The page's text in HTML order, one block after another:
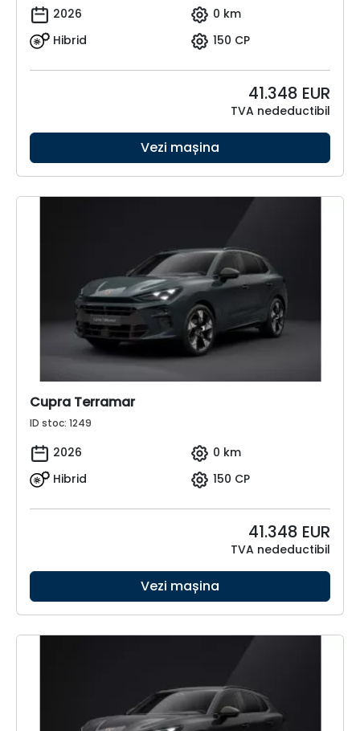
2026
0 km
Hibrid
150 CP
41.348 EUR
TVA nedeductibil
Vezi mașina
Cupra Terramar
ID stoc: 1249
2026
0 km
Hibrid
150 CP
41.348 EUR
TVA nedeductibil
Vezi mașina